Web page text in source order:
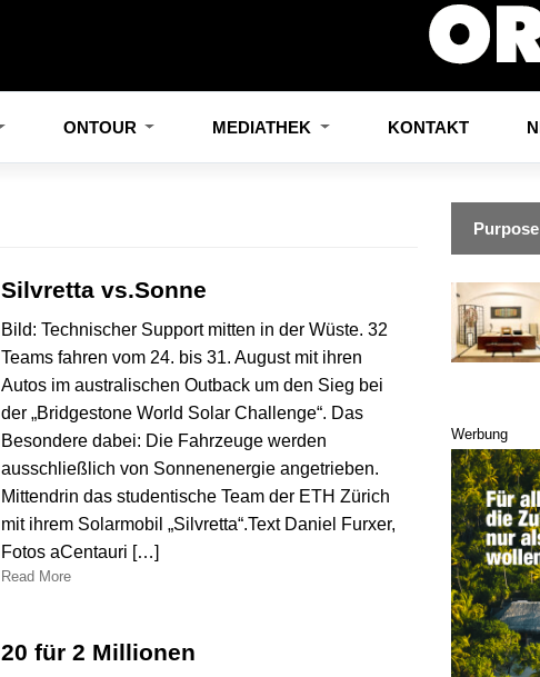
ONTOUR MEDIATHEK KONTAKT
Silvretta vs.Sonne
Bild: Technischer Support mitten in der Wüste. 32
Teams fahren vom 24. bis 31. August mit ihren
Autos im australischen Outback um den Sieg bei
der „Bridgestone World Solar Challenge“. Das
Besondere dabei: Die Fahrzeuge werden
ausschließlich von Sonnenenergie angetrieben.
Mittendrin das studentische Team der ETH Zürich
mit ihrem Solarmobil „Silvretta“.Text Daniel Furxer,
Fotos aCentauri […]
Read More
20 für 2 Millionen
Werbung